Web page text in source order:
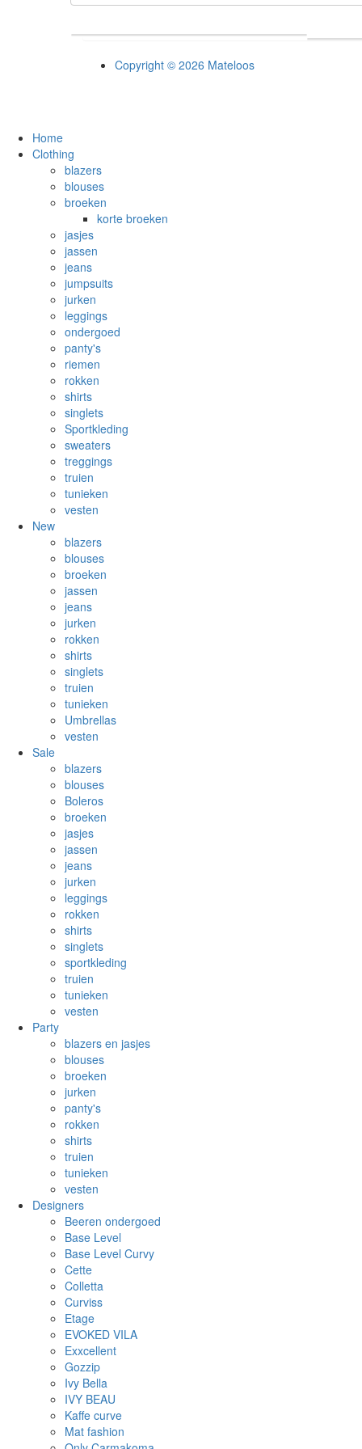
Copyright © 2026 Mateloos
Home
Clothing
blazers
blouses
broeken
korte broeken
jasjes
jassen
jeans
jumpsuits
jurken
leggings
ondergoed
panty's
riemen
rokken
shirts
singlets
Sportkleding
sweaters
treggings
truien
tunieken
vesten
New
blazers
blouses
broeken
jassen
jeans
jurken
rokken
shirts
singlets
truien
tunieken
Umbrellas
vesten
Sale
blazers
blouses
Boleros
broeken
jasjes
jassen
jeans
jurken
leggings
rokken
shirts
singlets
sportkleding
truien
tunieken
vesten
Party
blazers en jasjes
blouses
broeken
jurken
panty's
rokken
shirts
truien
tunieken
vesten
Designers
Beeren ondergoed
Base Level
Base Level Curvy
Cette
Colletta
Curviss
Etage
EVOKED VILA
Exxcellent
Gozzip
Ivy Bella
IVY BEAU
Kaffe curve
Mat fashion